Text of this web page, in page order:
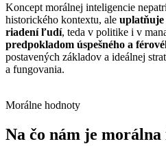
Koncept morálnej inteligencie
historického kontextu, ale uplatňuje
riadení ľudí, teda v politike i v
predpokladom úspešného a
postavených základov a ideálnej
a fungovania.
Morálne hodnoty
Na čo nám je